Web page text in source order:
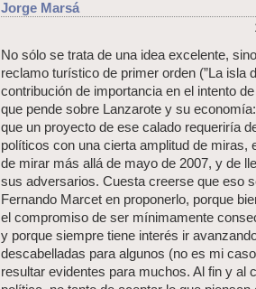
Jorge Marsá
No sólo se trata de una idea excelente,
reclamo turístico de primer orden (”La isla
contribución de importancia en el intento
que pende sobre Lanzarote y su
que un proyecto de ese calado requeriría
políticos con una cierta amplitud de miras,
de mirar más allá de mayo de 2007, y de
sus adversarios. Cuesta creerse que eso
Fernando Marcet en proponerlo, porque
el compromiso de ser mínimamente
y porque siempre tiene interés ir
descabelladas para algunos (no es mi
resultar evidentes para muchos. Al fin y al